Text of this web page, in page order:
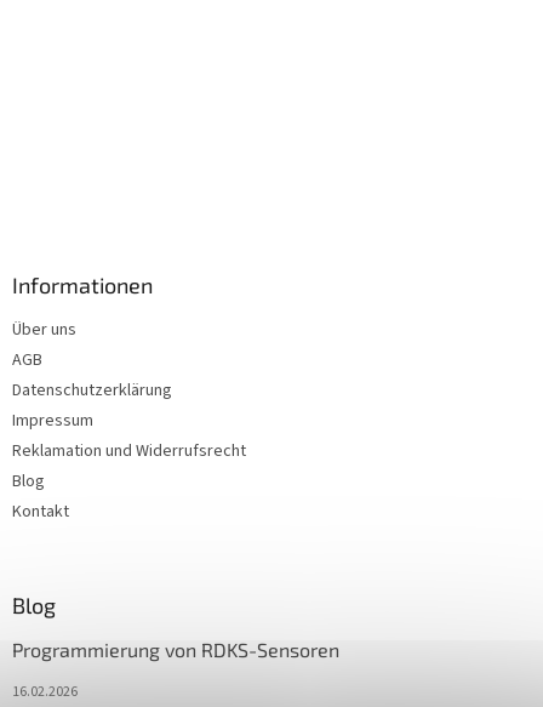
Informationen
Über uns
AGB
Datenschutzerklärung
Impressum
Reklamation und Widerrufsrecht
Blog
Kontakt
Blog
Programmierung von RDKS-Sensoren
16.02.2026